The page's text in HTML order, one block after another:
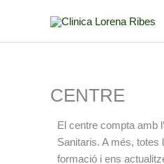
contingut
CENTRE
El centre compta amb
Sanitaris. A més,
formació i ens